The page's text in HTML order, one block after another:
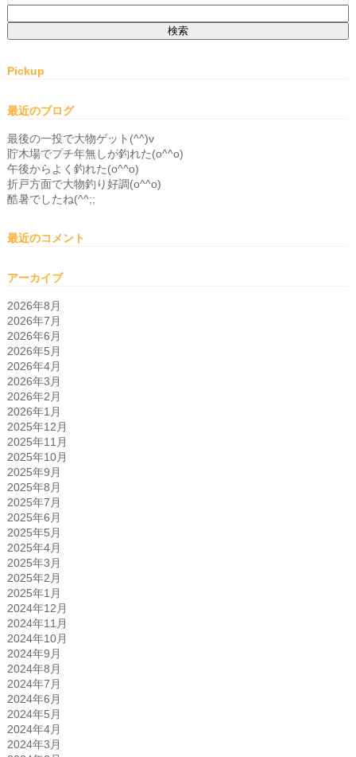
索:
Pickup
最近のブログ
最後の一投で大物ゲット(^^)v
貯木場でプチ年無しが釣れた(o^^o)
午後からよく釣れた(o^^o)
折戸方面で大物釣り好調(o^^o)
酷暑でしたね(^^;;
最近のコメント
アーカイブ
2026年8月
2026年7月
2026年6月
2026年5月
2026年4月
2026年3月
2026年2月
2026年1月
2025年12月
2025年11月
2025年10月
2025年9月
2025年8月
2025年7月
2025年6月
2025年5月
2025年4月
2025年3月
2025年2月
2025年1月
2024年12月
2024年11月
2024年10月
2024年9月
2024年8月
2024年7月
2024年6月
2024年5月
2024年4月
2024年3月